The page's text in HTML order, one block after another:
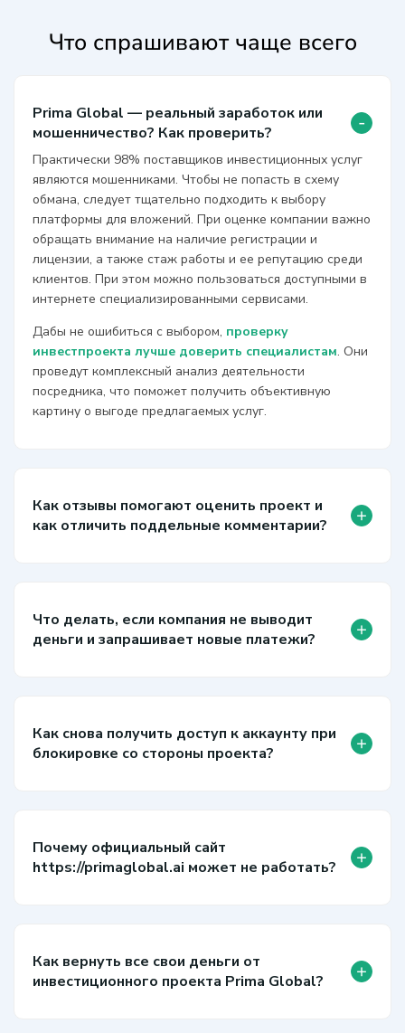
Что спрашивают чаще всего
Prima Global — реальный заработок или
мошенничество? Как проверить?
-
Практически 98% поставщиков инвестиционных услуг
являются мошенниками. Чтобы не попасть в схему
обмана, следует тщательно подходить к выбору
платформы для вложений. При оценке компании важно
обращать внимание на наличие регистрации и
лицензии, а также стаж работы и ее репутацию среди
клиентов. При этом можно пользоваться доступными в
интернете специализированными сервисами.
Дабы не ошибиться с выбором, проверку
инвестпроекта лучше доверить специалистам. Они
проведут комплексный анализ деятельности
посредника, что поможет получить объективную
картину о выгоде предлагаемых услуг.
Как отзывы помогают оценить проект и
как отличить поддельные комментарии?
+
Что делать, если компания не выводит
деньги и запрашивает новые платежи?
+
Как снова получить доступ к аккаунту при
блокировке со стороны проекта?
+
Почему официальный сайт
https://primaglobal.ai может не работать?
+
Как вернуть все свои деньги от
инвестиционного проекта Prima Global?
+